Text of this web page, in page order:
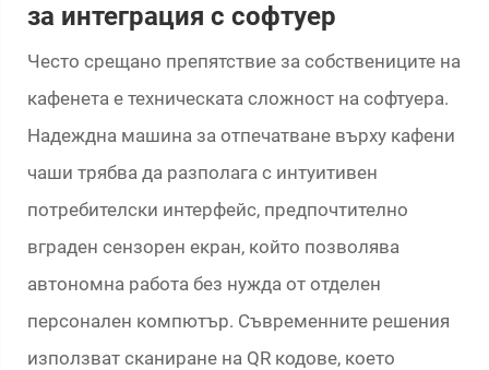
за интеграция с софтуер
Често срещано препятствие за собствениците на
кафенета е техническата сложност на софтуера.
Надеждна машина за отпечатване върху кафени
чаши трябва да разполага с интуитивен
потребителски интерфейс, предпочтително
вграден сензорен екран, който позволява
автономна работа без нужда от отделен
персонален компютър. Съвременните решения
използват сканиране на QR кодове, което